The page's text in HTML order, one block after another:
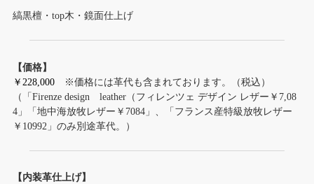
縞黒檀・top木・鏡面仕上げ
【価格】
￥228,000※価格には革代も含まれております。（税込）
（「Firenze design leather（フィレンツェ デザイン レザー￥7,08
4」「地中海放牧レザー￥7084」、「フランス産特級放牧レザー
￥10992」のみ別途革代。）
【内装革仕上げ】